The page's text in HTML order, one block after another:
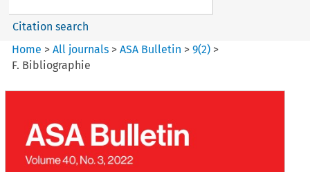
Citation search
Home >All journals >ASA Bulletin >9(2) >
F. Bibliographie